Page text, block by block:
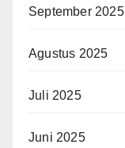
September 2025
Agustus 2025
Juli 2025
Juni 2025